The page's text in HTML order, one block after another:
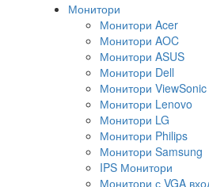
Монитори
Монитори Acer
Монитори AOC
Монитори ASUS
Монитори Dell
Монитори ViewSonic
Монитори Lenovo
Монитори LG
Монитори Philips
Монитори Samsung
IPS Монитори
Монитори с VGA